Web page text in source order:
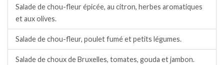
Salade de chou-fleur épicée, au citron, herbes aromatiques
et aux olives.
Salade de chou-fleur, poulet fumé et petits légumes.
Salade de choux de Bruxelles, tomates, gouda et jambon.